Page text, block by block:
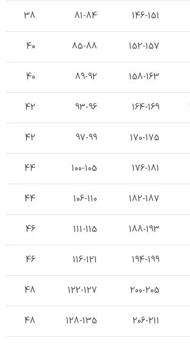
146-151
81-84
38
152-157
85-88
40
158-163
89-92
40
164-169
93-96
42
170-175
97-99
42
176-181
100-105
44
182-187
106-110
44
188-193
111-115
46
194-199
116-121
46
200-205
122-127
48
206-211
128-135
48